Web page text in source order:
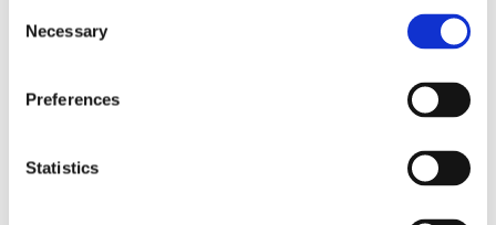
Selection
Necessary
Preferences
Statistics